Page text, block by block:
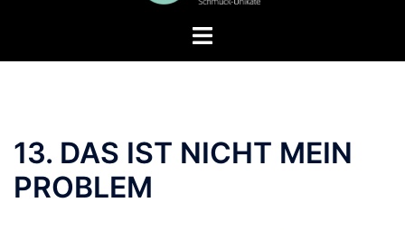
Menü
13. DAS IST NICHT MEIN
PROBLEM